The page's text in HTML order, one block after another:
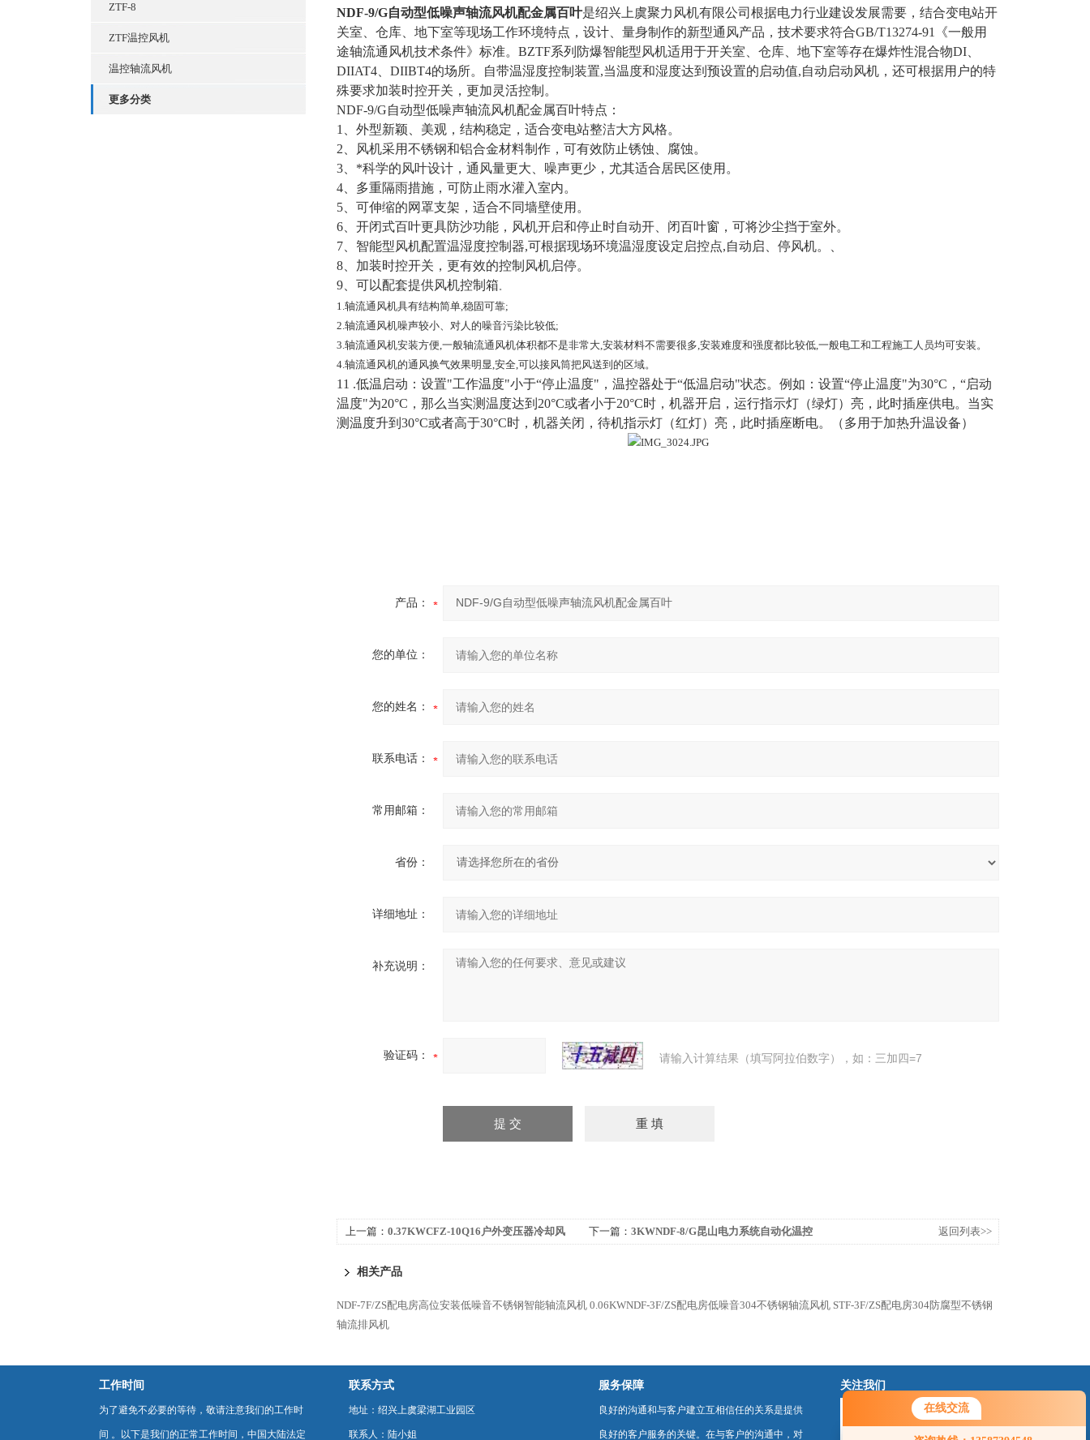
在线交流
您好！欢迎前来咨询，很高兴为您
ZTF-8
ZTF温控风机
温控轴流风机
更多分类
NDF-9/G自动型低噪声轴流风机配金属百叶是绍兴上虞聚力风机有限公司根据电力行业建设发展需要，结合变电站开
关室、仓库、地下室等现场工作环境特点，设计、量身制作的新型通风产品，技术要求符合GB/T13274-91《一般用
途轴流通风机技术条件》标准。BZTF系列防爆智能型风机适用于开关室、仓库、地下室等存在爆炸性混合物DI、
DIIAT4、DIIBT4的场所。自带温湿度控制装置,当温度和湿度达到预设置的启动值,自动启动风机，还可根据用户的特
殊要求加装时控开关，更加灵活控制。
NDF-9/G自动型低噪声轴流风机配金属百叶特点：
1、外型新颖、美观，结构稳定，适合变电站整洁大方风格。
2、风机采用不锈钢和铝合金材料制作，可有效防止锈蚀、腐蚀。
3、*科学的风叶设计，通风量更大、噪声更少，尤其适合居民区使用。
4、多重隔雨措施，可防止雨水灌入室内。
5、可伸缩的网罩支架，适合不同墙壁使用。
6、开闭式百叶更具防沙功能，风机开启和停止时自动开、闭百叶窗，可将沙尘挡于室外。
7、智能型风机配置温湿度控制器,可根据现场环境温湿度设定启控点,自动启、停风机。、
8、加装时控开关，更有效的控制风机启停。
9、可以配套提供风机控制箱
1.轴流通风机具有结构简单,稳固可靠;
2.轴流通风机噪声较小、对人的噪音污染比较低;
3.轴流通风机安装方便,一般轴流通风机体积都不是非常大,安装材料不需要很多,安装难度和强度都比较低,一般电工和工程施工人员均可安装。
4.轴流通风机的通风换气效果明显,安全,可以接风筒把风送到的区域。
11 .低温启动：设置"工作温度"小于“停止温度"，温控器处于“低温启动"状态。例如：设置“停止温度"为30°C，“启动
温度"为20°C，那么当实测温度达到20°C或者小于20°C时，机器开启，运行指示灯（绿灯）亮，此时插座供电。当实
测温度升到30°C或者高于30°C时，机器关闭，待机指示灯（红灯）亮，此时插座断电。
（多用于加热升温设备）
产品：
您的单位：
您的姓名：
联系电话：
常用邮箱：
省份：
详细地址：
补充说明：
验证码： 请输入计算结果（填写阿拉伯数字），如：三加四=7
上一篇： 0.37KWCFZ-10Q16户外变压器冷却风
下一篇： 3KWNDF-8/G昆山电力系统自动化温控
返回列表>>
相关产品
NDF-7F/ZS配电房高位安装低噪音不锈钢智能轴流风机 0.06KWNDF-3F/ZS配电房低噪音304不锈钢轴流风机 STF-3F/ZS配电房304防腐型不锈钢
轴流排风机
工作时间
为了避免不必要的等待，敬请注意我们的工作时
间 。以下是我们的正常工作时间，中国大陆法定
联系方式
地址：绍兴上虞梁湖工业园区
联系人：陆小姐
服务保障
良好的沟通和与客户建立互相信任的关系是提供
良好的客户服务的关键。在与客户的沟通中，对
关注我们